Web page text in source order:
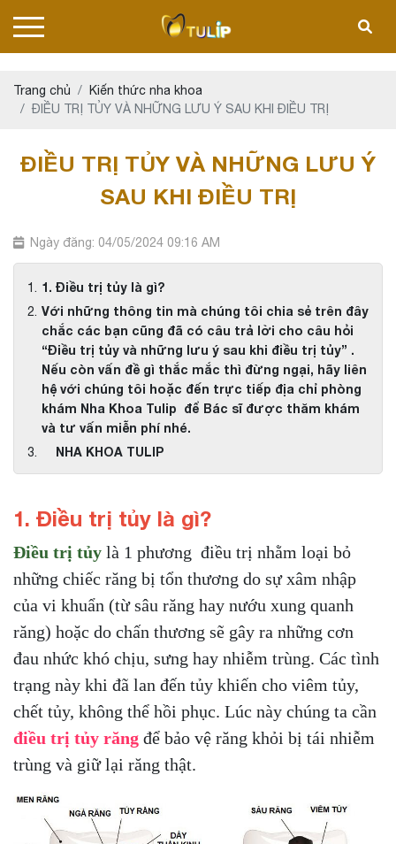
Trang chủ
Kiến thức nha khoa
ĐIỀU TRỊ TỦY VÀ NHỮNG LƯU Ý SAU KHI ĐIỀU TRỊ
ĐIỀU TRỊ TỦY VÀ NHỮNG LƯU Ý
SAU KHI ĐIỀU TRỊ
Ngày đăng: 04/05/2024 09:16 AM
1. Điều trị tủy là gì?
Với những thông tin mà chúng tôi chia sẻ trên đây
chắc các bạn cũng đã có câu trả lời cho câu hỏi
“Điều trị tủy và những lưu ý sau khi điều trị tủy” .
Nếu còn vấn đề gì thắc mắc thì đừng ngại, hãy liên
hệ với chúng tôi hoặc đến trực tiếp địa chỉ phòng
khám Nha Khoa Tulip để Bác sĩ được thăm khám
và tư vấn miễn phí nhé.
NHA KHOA TULIP
1. Điều trị tủy là gì?
Điều trị tủy là 1 phương điều trị nhằm loại bỏ
những chiếc răng bị tổn thương do sự xâm nhập
của vi khuẩn (từ sâu răng hay nướu xung quanh
răng) hoặc do chấn thương sẽ gây ra những cơn
đau nhức khó chịu, sưng hay nhiễm trùng. Các tình
trạng này khi đã lan đến tủy khiến cho viêm tủy,
chết tủy, không thể hồi phục. Lúc này chúng ta cần
điều trị tủy răng để bảo vệ răng khỏi bị tái nhiễm
trùng và giữ lại răng thật.